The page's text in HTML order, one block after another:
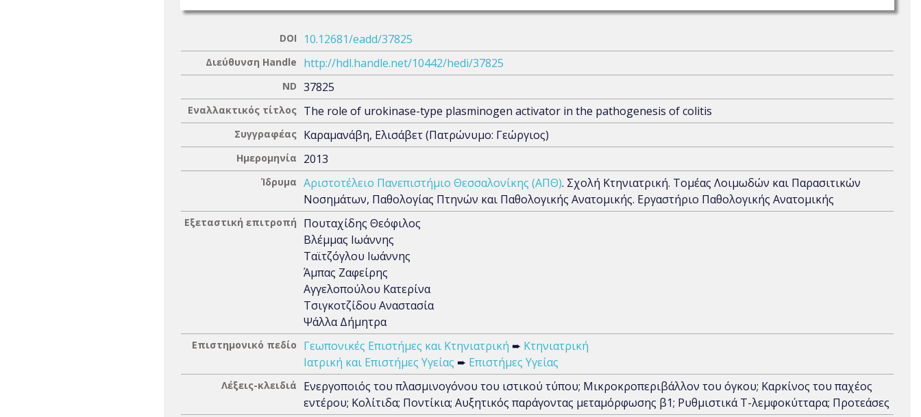
DOI 10.12681/eadd/37825
Διεύθυνση Handle http://hdl.handle.net/10442/hedi/37825
ND 37825
Εναλλακτικός τίτλος The role of urokinase-type plasminogen activator in the pathogenesis of colitis
Συγγραφέας Καραμανάβη, Ελισάβετ (Πατρώνυμο: Γεώργιος)
Ημερομηνία 2013
Ίδρυμα Αριστοτέλειο Πανεπιστήμιο Θεσσαλονίκης (ΑΠΘ). Σχολή Κτηνιατρική. Τομέας Λοιμωδών και Παρασιτικών
Νοσημάτων, Παθολογίας Πτηνών και Παθολογικής Ανατομικής. Εργαστήριο Παθολογικής Ανατομικής
Εξεταστική επιτροπή
Πουταχίδης Θεόφιλος
Βλέμμας Ιωάννης
Ταϊτζόγλου Ιωάννης
Άμπας Ζαφείρης
Αγγελοπούλου Κατερίνα
Τσιγκοτζίδου Αναστασία
Ψάλλα Δήμητρα
Επιστημονικό πεδίο Γεωπονικές Επιστήμες και Κτηνιατρική ➨ Κτηνιατρική
Ιατρική και Επιστήμες Υγείας ➨ Επιστήμες Υγείας
Λέξεις-κλειδιά
Ενεργοποιός του πλασμινογόνου του ιστικού τύπου; Μικροκροπεριβάλλον του όγκου; Καρκίνος του παχέος
εντέρου; Κολίτιδα; Ποντίκια; Αυξητικός παράγοντας μεταμόρφωσης β1; Ρυθμιστικά Τ-λεμφοκύτταρα; Προτεάσες